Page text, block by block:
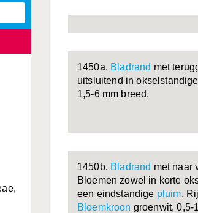
1450a. Bladrand met
uitsluitend in
1,5-6 mm breed.
1450b. Bladrand met naar
Bloemen zowel in korte
een eindstandige pluim.
Bloemkroon groenwit, 0,5-